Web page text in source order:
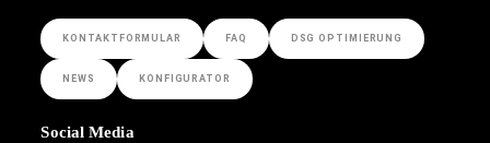
KONTAKTFORMULAR FAQ DSG OPTIMIERUNG
NEWS KONFIGURATOR
Social Media